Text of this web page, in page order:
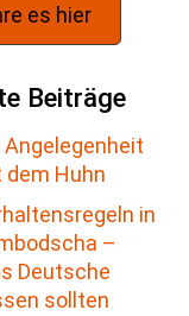
es hier
Beiträge
Angelegenheit
dem Huhn
in
–
Deutsche
sollten